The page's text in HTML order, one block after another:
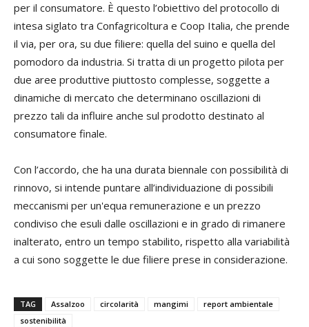
per il consumatore. È questo l’obiettivo del protocollo di
intesa siglato tra Confagricoltura e Coop Italia, che prende
il via, per ora, su due filiere: quella del suino e quella del
pomodoro da industria. Si tratta di un progetto pilota per
due aree produttive piuttosto complesse, soggette a
dinamiche di mercato che determinano oscillazioni di
prezzo tali da influire anche sul prodotto destinato al
consumatore finale.
Con l’accordo, che ha una durata biennale con possibilità di
rinnovo, si intende puntare all’individuazione di possibili
meccanismi per un'equa remunerazione e un prezzo
condiviso che esuli dalle oscillazioni e in grado di rimanere
inalterato, entro un tempo stabilito, rispetto alla variabilità
a cui sono soggette le due filiere prese in considerazione.
TAG Assalzoo circolarità mangimi
report ambientale
sostenibilità